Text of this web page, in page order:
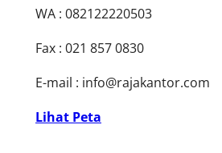
WA : 082122220503
Fax : 021 857 0830
E-mail : info@rajakantor.com
Lihat Peta